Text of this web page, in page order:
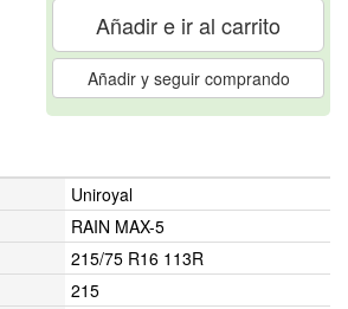
Añadir e ir al carrito
Añadir y seguir comprando
Uniroyal
RAIN MAX-5
215/75 R16 113R
215